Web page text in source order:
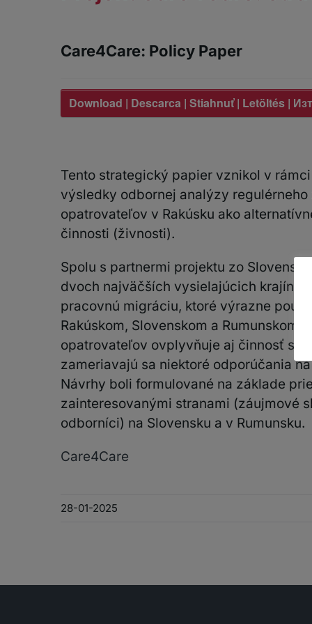
Care4Care: Policy Paper
Download | Descarca | Stiahnuť | Letöltés |
Tento strategický papier vznikol v
výsledky odbornej analýzy
opatrovateľov v Rakúsku ako
činnosti (živnosti).
Spolu s partnermi projektu zo Slovenska
dvoch najväčších vysielajúcich krajín,
pracovnú migráciu, ktoré výrazne
Rakúskom, Slovenskom a
opatrovateľov ovplyvňuje aj činnosť
zameriavajú sa niektoré odporúčania
Návrhy boli formulované na základe
zainteresovanými stranami (záujmové
odborníci) na Slovensku a v Rumunsku.
Care4Care
28-01-2025